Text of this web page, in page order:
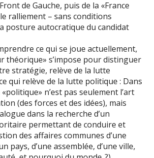
de Gauche, puis de la «France
ralliement – sans conditions
posture autocratique du candidat
ce qui se joue actuellement,
théorique» s’impose pour distinguer
stratégie, relève de la lutte
qui relève de la lutte politique : Dans
n’est pas seulement l’art
(des forces et des idées), mais
dans la recherche d’un
permettant de conduire et
des affaires communes d’une
pays, d’une assemblée, d’une ville,